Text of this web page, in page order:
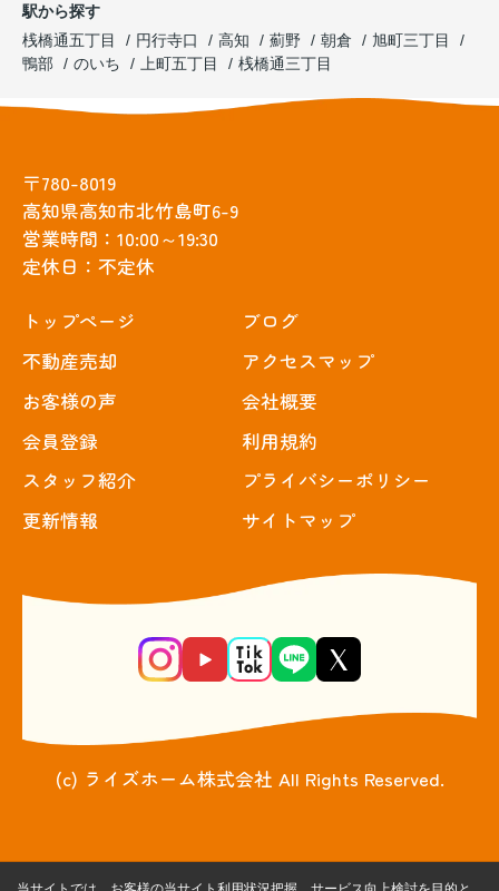
駅から探す
桟橋通五丁目
円行寺口 高知 薊野 朝倉
旭町三丁目
鴨部
のいち 上町五丁目 桟橋通三丁目
〒780-8019
高知県高知市北竹島町6-9
営業時間：10:00～19:30
定休日：不定休
トップぺージ
不動産売却
お客様の声
会員登録
スタッフ紹介
更新情報
ブログ
アクセスマップ
会社概要
利用規約
プライバシーポリシー
サイトマップ
(c) ライズホーム株式会社 All Rights Reserved.